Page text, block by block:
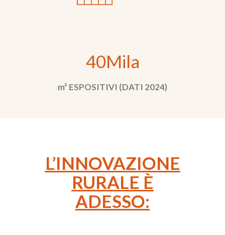
40Mila
m² ESPOSITIVI (DATI 2024)
L’INNOVAZIONE
RURALE È
ADESSO: